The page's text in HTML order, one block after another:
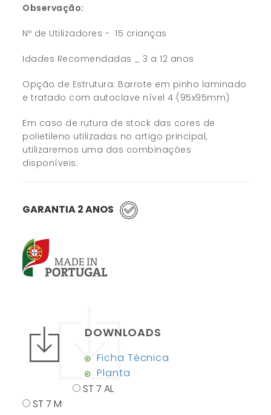
Observação:
Nº de Utilizadores - 15 crianças
Idades Recomendadas _ 3 a 12 anos
Opção de Estrutura: Barrote em pinho laminado
e tratado com autoclave nível 4 (95x95mm)
Em caso de rutura de stock das cores de
polietileno utilizadas no artigo principal,
utilizaremos uma das combinações
disponíveis.
GARANTIA 2 ANOS
DOWNLOADS
Ficha Técnica
Planta
ST 7 AL
ST 7 M